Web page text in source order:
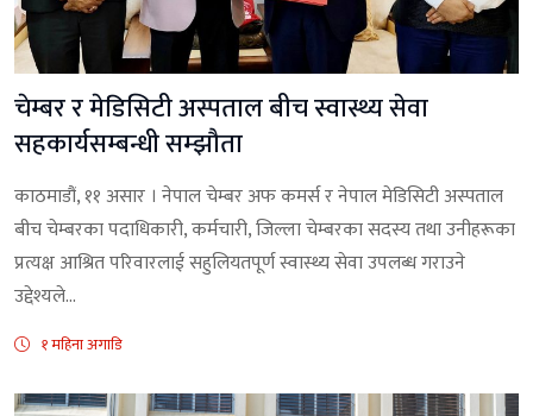
चेम्बर र मेडिसिटी अस्पताल बीच स्वास्थ्य सेवा
सहकार्यसम्बन्धी सम्झौता
काठमाडौं, ११ असार । नेपाल चेम्बर अफ कमर्स र नेपाल मेडिसिटी अस्पताल
बीच चेम्बरका पदाधिकारी, कर्मचारी, जिल्ला चेम्बरका सदस्य तथा उनीहरूका
प्रत्यक्ष आश्रित परिवारलाई सहुलियतपूर्ण स्वास्थ्य सेवा उपलब्ध गराउने
उद्देश्यले...
१ महिना अगाडि